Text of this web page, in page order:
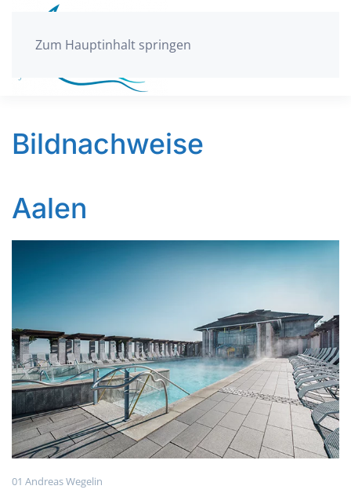
Zum Hauptinhalt springen
Bildnachweise
Aalen
01 Andreas Wegelin